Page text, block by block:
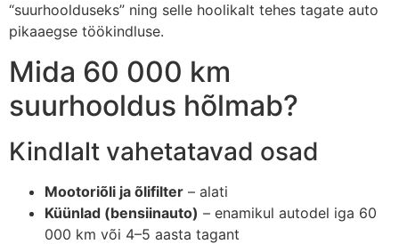
“suurhoolduseks” ning selle hoolikalt tehes tagate auto
pikaaegse töökindluse.
Mida 60 000 km
suurhooldus hõlmab?
Kindlalt vahetatavad osad
Mootoriõli ja õlifilter – alati
Küünlad (bensiinauto) – enamikul autodel iga 60
000 km või 4–5 aasta tagant